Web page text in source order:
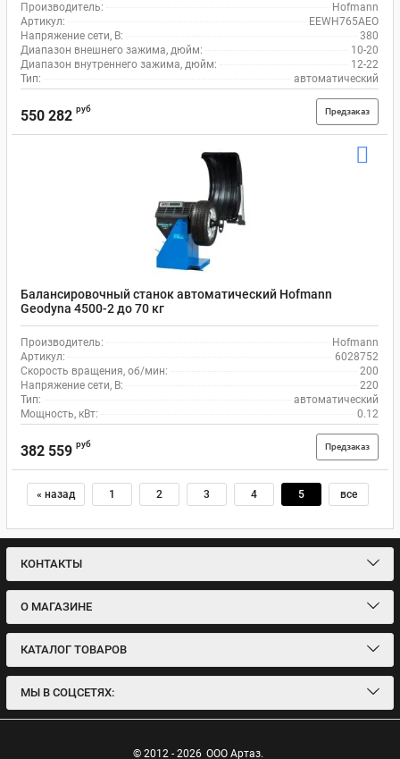
Производитель:
Hofmann
Артикул:
EEWH765AEO
Напряжение сети, В:
380
Диапазон внешнего зажима, дюйм:
10-20
Диапазон внутреннего зажима, дюйм:
12-22
Тип:
автоматический
550 282 руб Предзаказ
Балансировочный станок автоматический Hofmann
Geodyna 4500-2 до 70 кг
Производитель:
Hofmann
Артикул:
6028752
Скорость вращения, об/мин:
200
Напряжение сети, В:
220
Тип:
автоматический
Мощность, кВт:
0.12
382 559 руб Предзаказ
« назад 1 2 3 4 5 все
КОНТАКТЫ
О МАГАЗИНЕ
КАТАЛОГ ТОВАРОВ
МЫ В СОЦСЕТЯХ:
© 2012 - 2026 ООО Артаз.